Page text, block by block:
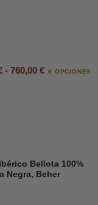
- 760,00 € 6 OPCIONES
Bellota 100%
Negra, Beher